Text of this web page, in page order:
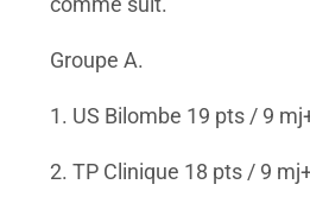
Groupe A.
1. US Bilombe 19 pts / 9
2. TP Clinique 18 pts / 9